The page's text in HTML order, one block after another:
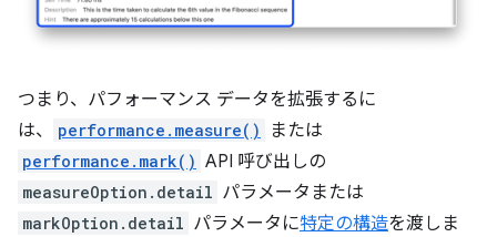
つまり、パフォーマンス データを拡張するに
は、
performance.measure() または
performance.mark() API 呼び出しの
measureOption.detail パラメータまたは
markOption.detail パラメータに特定の構造を渡しま